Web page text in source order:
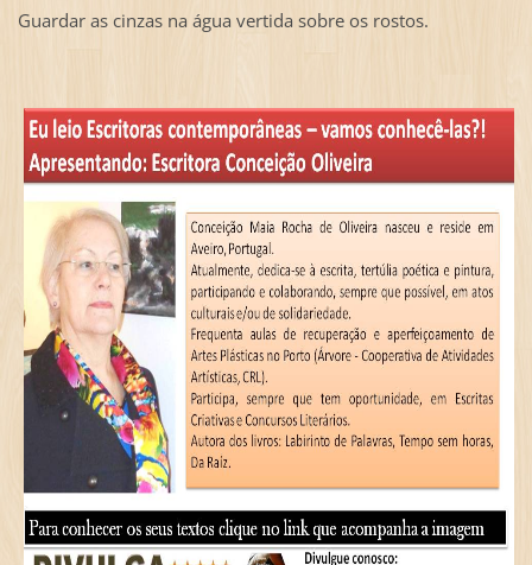
Guardar as cinzas na água vertida sobre os rostos.